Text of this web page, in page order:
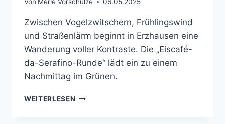
Zwischen Vogelzwitschern, Frühlingswind
und Straßenlärm beginnt in Erzhausen eine
Wanderung voller Kontraste. Die „Eiscafé-
da-Serafino-Runde“ lädt ein zu einem
Nachmittag im Grünen.
WEITERLESEN DARMSTADT